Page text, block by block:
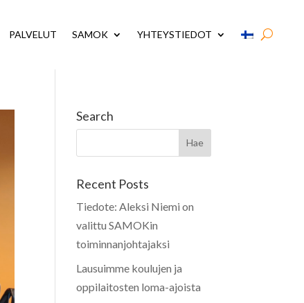
PALVELUT SAMOK YHTEYSTIEDOT
Search
Recent Posts
Tiedote: Aleksi Niemi on
valittu SAMOKin
toiminnanjohtajaksi
Lausuimme koulujen ja
oppilaitosten loma-ajoista